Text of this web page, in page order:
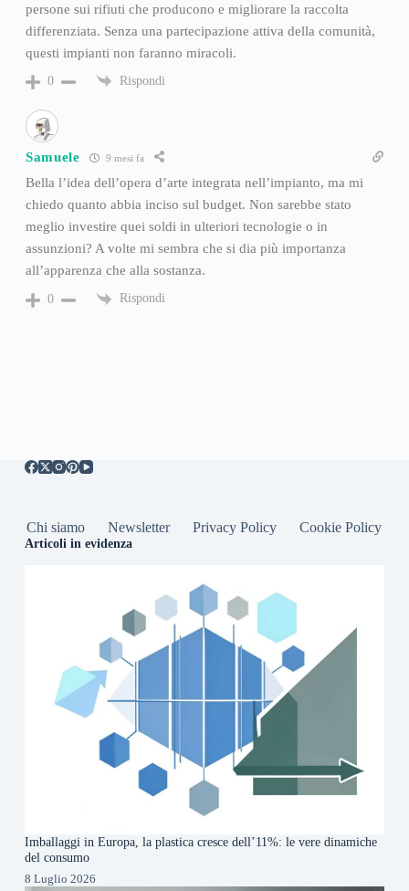
persone sui rifiuti che producono e migliorare la raccolta
differenziata. Senza una partecipazione attiva della comunità,
questi impianti non faranno miracoli.
0 Rispondi
Samuele 9 mesi fa
Bella l’idea dell’opera d’arte integrata nell’impianto, ma mi
chiedo quanto abbia inciso sul budget. Non sarebbe stato
meglio investire quei soldi in ulteriori tecnologie o in
assunzioni? A volte mi sembra che si dia più importanza
all’apparenza che alla sostanza.
0 Rispondi
Chi siamo Newsletter Privacy Policy Cookie Policy
Articoli in evidenza
Imballaggi in Europa, la plastica cresce dell’11%: le vere dinamiche
del consumo
8 Luglio 2026